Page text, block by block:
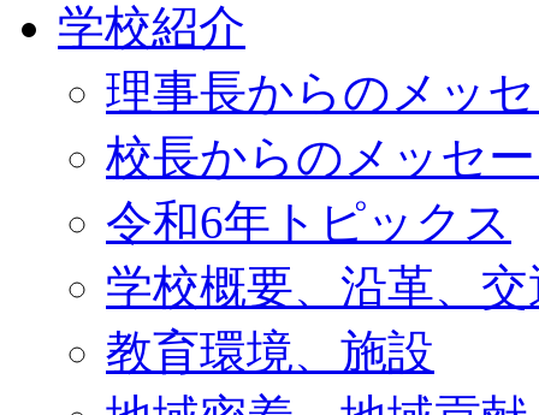
学校紹介
理事長からのメッ
校長からのメッセ
令和6年トピックス
学校概要、沿革、
教育環境、施設